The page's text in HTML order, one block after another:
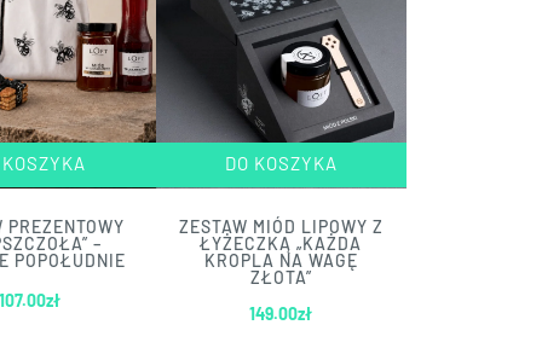
KOSZYKA
PREZENTOWY
–
POPOŁUDNIE
107.00zł
DO KOSZYKA
ZESTAW MIÓD LIPOWY Z
ŁYŻECZKĄ „KAŻDA
KROPLA NA WAGĘ
ZŁOTA”
149.00zł